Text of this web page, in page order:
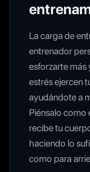
La carga de
entrenador
esforzarte más
estrés ejercen
ayudándote a
Piénsalo como
recibe tu
haciendo lo
como para